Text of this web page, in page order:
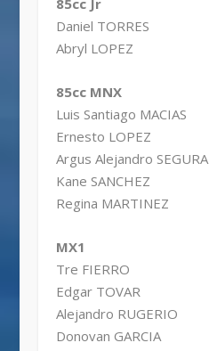
85cc Jr
Daniel TORRES
Abryl LOPEZ
85cc MNX
Luis Santiago MACIAS
Ernesto LOPEZ
Argus Alejandro SEGURA
Kane SANCHEZ
Regina MARTINEZ
MX1
Tre FIERRO
Edgar TOVAR
Alejandro RUGERIO
Donovan GARCIA